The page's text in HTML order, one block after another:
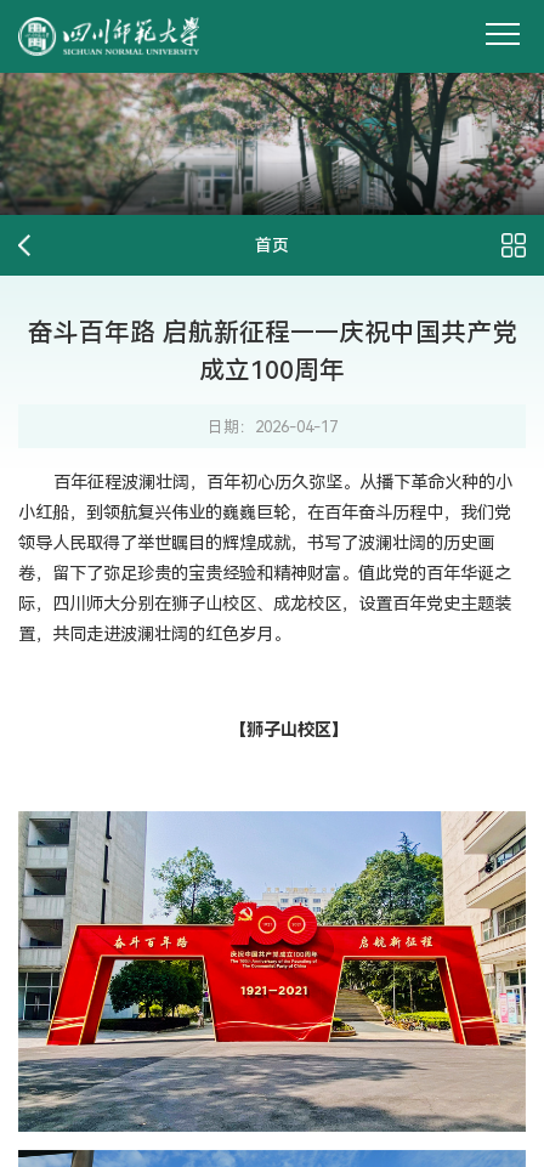
首页
奋斗百年路 启航新征程——庆祝中国共产党
成立100周年
日期：2026-04-17
百年征程波澜壮阔，百年初心历久弥坚。从播下革命火种的小
小红船，到领航复兴伟业的巍巍巨轮，在百年奋斗历程中，我们党
领导人民取得了举世瞩目的辉煌成就，书写了波澜壮阔的历史画
卷，留下了弥足珍贵的宝贵经验和精神财富。值此党的百年华诞之
际，四川师大分别在狮子山校区、成龙校区，设置百年党史主题装
置，共同走进波澜壮阔的红色岁月。
【狮子山校区】